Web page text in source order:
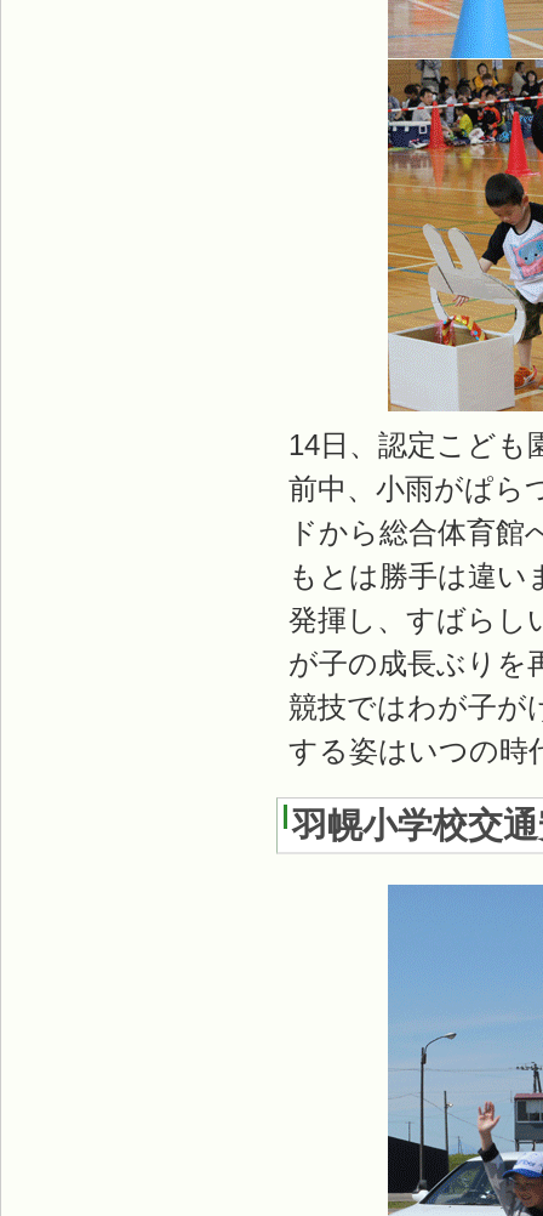
14日、認定こども
前中、小雨がぱら
ドから総合体育
もとは勝手は違い
発揮し、すばらし
が子の成長ぶりを
競技ではわが子が
する姿はいつの時
羽幌小学校交